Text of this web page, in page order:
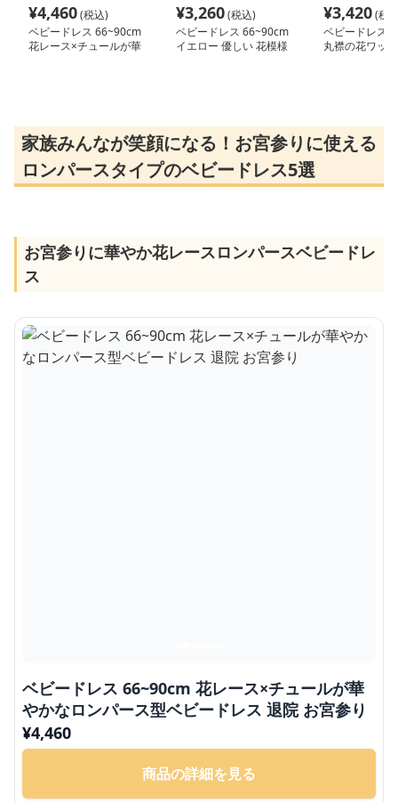
¥4,460(税込)
ベビードレス 66~90cm
花レース×チュールが華
¥3,260(税込)
ベビードレス 66~90cm
イエロー 優しい 花模様
¥3,420(税
ベビードレス
丸襟の花ワッ
家族みんなが笑顔になる！お宮参りに使える
ロンパースタイプのベビードレス5選
お宮参りに華やか花レースロンパースベビードレ
ス
ベビードレス 66~90cm 花レース×チュールが華
やかなロンパース型ベビードレス 退院 お宮参り
¥4,460
商品の詳細を見る